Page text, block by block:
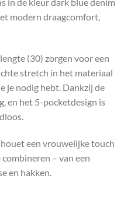
modern draagcomfort,
(30) zorgen voor een
stretch in het materiaal
je nodig hebt. Dankzij de
en het 5-pocketdesign is
een vrouwelijke touch
– van een
en hakken.